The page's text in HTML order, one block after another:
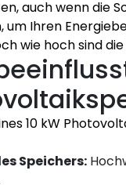
auch wenn die
um Ihren
wie hoch sind
10 kW
Speichers: